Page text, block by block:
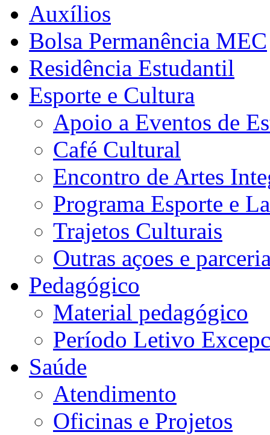
Auxílios
Bolsa Permanência MEC
Residência Estudantil
Esporte e Cultura
Apoio a Eventos de
Café Cultural
Encontro de Artes
Programa Esporte e
Trajetos Culturais
Outras açoes e
Pedagógico
Material pedagógico
Período Letivo
Saúde
Atendimento
Oficinas e Projetos